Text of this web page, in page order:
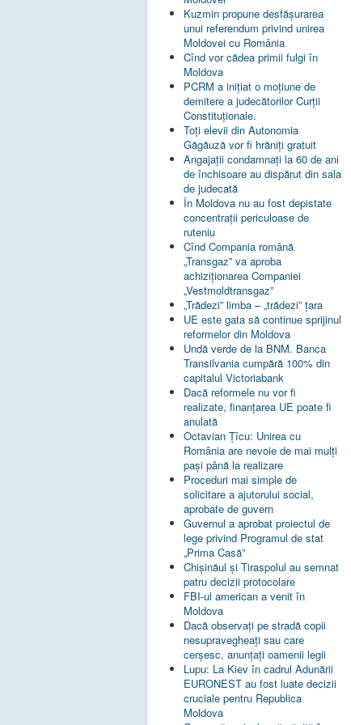
Kuzmin propune desfășurarea
unui referendum privind unirea
Moldovei cu România
Cînd vor cădea primii fulgi în
Moldova
PCRM a iniţiat o moţiune de
demitere a judecătorilor Curţii
Constituţionale.
Toţi elevii din Autonomia
Găgăuză vor fi hrăniţi gratuit
Angajații condamnați la 60 de ani
de închisoare au dispărut din sala
de judecată
În Moldova nu au fost depistate
concentrații periculoase de
ruteniu
Cînd Compania română
„Transgaz” va aproba
achiziționarea Companiei
„Vestmoldtransgaz”
„Trădezi” limba – „trădezi” țara
UE este gata să continue sprijinul
reformelor din Moldova
Undă verde de la BNM. Banca
Transilvania cumpără 100% din
capitalul Victoriabank
Dacă reformele nu vor fi
realizate, finanţarea UE poate fi
anulată
Octavian Țîcu: Unirea cu
România are nevoie de mai mulți
pași până la realizare
Proceduri mai simple de
solicitare a ajutorului social,
aprobate de guvern
Guvernul a aprobat proiectul de
lege privind Programul de stat
„Prima Casă”
Chișinăul și Tiraspolul au semnat
patru decizii protocolare
FBI-ul american a venit în
Moldova
Dacă observați pe stradă copii
nesupravegheați sau care
cerșesc, anunțați oamenii legii
Lupu: La Kiev în cadrul Adunării
EURONEST au fost luate decizii
cruciale pentru Republica
Moldova